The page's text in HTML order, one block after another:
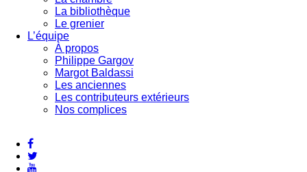
La bibliothèque
Le grenier
L’équipe
À propos
Philippe Gargov
Margot Baldassi
Les anciennes
Les contributeurs extérieurs
Nos complices